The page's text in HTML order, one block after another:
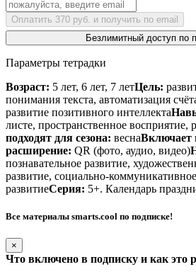
Оплатить 370 руб. и получить по email
Безлимитный доступ по
Параметры тетрадки
Возраст: 5 лет, 6 лет, 7 летЦель:
понимания текста, автоматизация
развитие позитивного интеллекта
листе, пространственное восприятие,
подходят для сезона: веснаВключает
расширение: QR (фото, аудио, видео)
познавательное развитие,
развитие, социально-
развитиеСерия: 5+. Календарь
Все материалы smarts.cool по подписке!
×
Что включено в подписку и как это